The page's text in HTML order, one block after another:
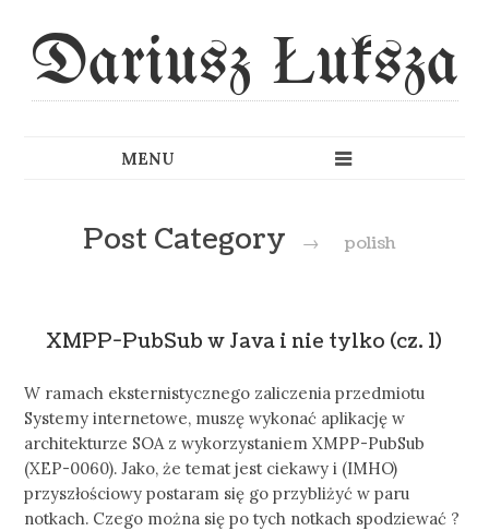
Dariusz Łuksza
Post Category → polish
XMPP-PubSub w Java i nie tylko (cz. 1)
W ramach eksternistycznego zaliczenia przedmiotu
Systemy internetowe, muszę wykonać aplikację w
architekturze SOA z wykorzystaniem XMPP-PubSub
(XEP-0060). Jako, że temat jest ciekawy i (IMHO)
przyszłościowy postaram się go przybliżyć w paru
notkach. Czego można się po tych notkach spodziewać ?